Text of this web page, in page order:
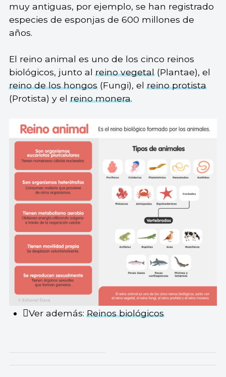
muy antiguas, por ejemplo, se han registrado
especies de esponjas de 600 millones de
años.
El reino animal es uno de los cinco reinos
biológicos, junto alreino vegetal(Plantae), el
reino de los hongos(Fungi), elreino protista
(Protista) y elreino monera.
Ver además:Reinos biológicos